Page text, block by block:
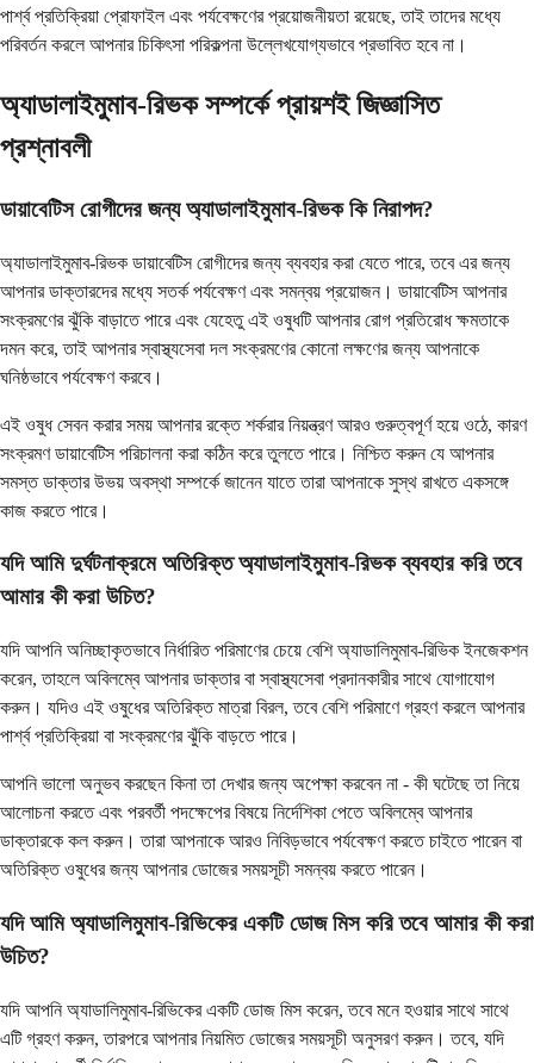
পার্শ্ব প্রতিক্রিয়া প্রোফাইল এবং পর্যবেক্ষণের প্রয়োজনীয়তা রয়েছে, তাই তাদের মধ্যে
পরিবর্তন করলে আপনার চিকিৎসা পরিকল্পনা উল্লেখযোগ্যভাবে প্রভাবিত হবে না।
অ্যাডালাইমুমাব-রিভক সম্পর্কে প্রায়শই জিজ্ঞাসিত
প্রশ্নাবলী
ডায়াবেটিস রোগীদের জন্য অ্যাডালাইমুমাব-রিভক কি নিরাপদ?
অ্যাডালাইমুমাব-রিভক ডায়াবেটিস রোগীদের জন্য ব্যবহার করা যেতে পারে, তবে এর জন্য
আপনার ডাক্তারদের মধ্যে সতর্ক পর্যবেক্ষণ এবং সমন্বয় প্রয়োজন। ডায়াবেটিস আপনার
সংক্রমণের ঝুঁকি বাড়াতে পারে এবং যেহেতু এই ওষুধটি আপনার রোগ প্রতিরোধ ক্ষমতাকে
দমন করে, তাই আপনার স্বাস্থ্যসেবা দল সংক্রমণের কোনো লক্ষণের জন্য আপনাকে
ঘনিষ্ঠভাবে পর্যবেক্ষণ করবে।
এই ওষুধ সেবন করার সময় আপনার রক্তে শর্করার নিয়ন্ত্রণ আরও গুরুত্বপূর্ণ হয়ে ওঠে, কারণ
সংক্রমণ ডায়াবেটিস পরিচালনা করা কঠিন করে তুলতে পারে। নিশ্চিত করুন যে আপনার
সমস্ত ডাক্তার উভয় অবস্থা সম্পর্কে জানেন যাতে তারা আপনাকে সুস্থ রাখতে একসঙ্গে
কাজ করতে পারে।
যদি আমি দুর্ঘটনাক্রমে অতিরিক্ত অ্যাডালাইমুমাব-রিভক ব্যবহার করি তবে
আমার কী করা উচিত?
যদি আপনি অনিচ্ছাকৃতভাবে নির্ধারিত পরিমাণের চেয়ে বেশি অ্যাডালিমুমাব-রিভিক ইনজেকশন
করেন, তাহলে অবিলম্বে আপনার ডাক্তার বা স্বাস্থ্যসেবা প্রদানকারীর সাথে যোগাযোগ
করুন। যদিও এই ওষুধের অতিরিক্ত মাত্রা বিরল, তবে বেশি পরিমাণে গ্রহণ করলে আপনার
পার্শ্ব প্রতিক্রিয়া বা সংক্রমণের ঝুঁকি বাড়তে পারে।
আপনি ভালো অনুভব করছেন কিনা তা দেখার জন্য অপেক্ষা করবেন না - কী ঘটেছে তা নিয়ে
আলোচনা করতে এবং পরবর্তী পদক্ষেপের বিষয়ে নির্দেশিকা পেতে অবিলম্বে আপনার
ডাক্তারকে কল করুন। তারা আপনাকে আরও নিবিড়ভাবে পর্যবেক্ষণ করতে চাইতে পারেন বা
অতিরিক্ত ওষুধের জন্য আপনার ডোজের সময়সূচী সমন্বয় করতে পারেন।
যদি আমি অ্যাডালিমুমাব-রিভিকের একটি ডোজ মিস করি তবে আমার কী করা
উচিত?
যদি আপনি অ্যাডালিমুমাব-রিভিকের একটি ডোজ মিস করেন, তবে মনে হওয়ার সাথে সাথে
এটি গ্রহণ করুন, তারপরে আপনার নিয়মিত ডোজের সময়সূচী অনুসরণ করুন। তবে, যদি